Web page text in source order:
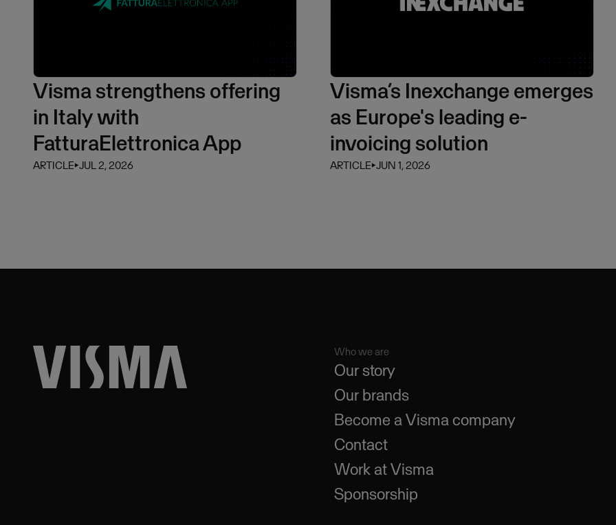
Visma strengthens offering
in Italy with
FatturaElettronica App
ARTICLE⏵JUL 2, 2026
Visma’s Inexchange emerges
as Europe's leading e-
invoicing solution
ARTICLE⏵JUN 1, 2026
Who we are
Our story
Our brands
Become a Visma company
Contact
Work at Visma
Sponsorship